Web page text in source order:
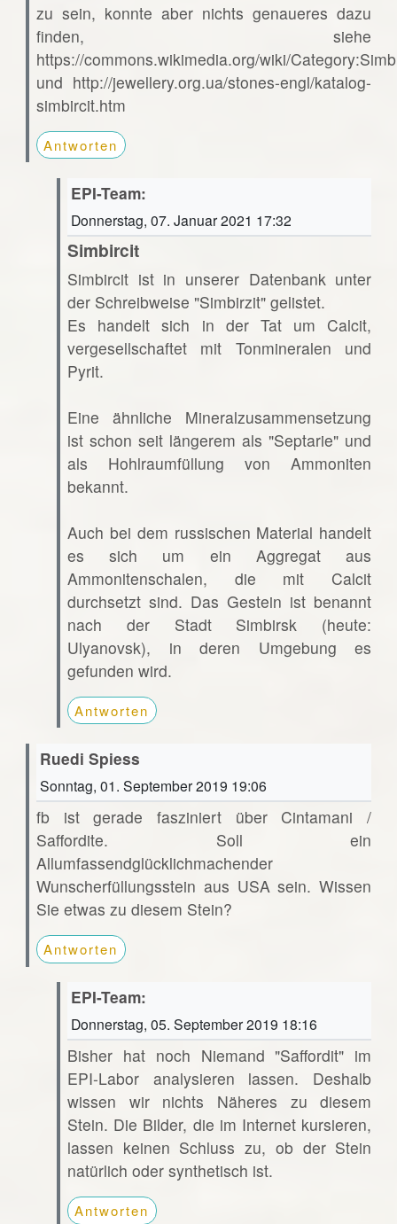
zu sein, konnte aber nichts genaueres dazu
finden, siehe
https://commons.wikimedia.org/wiki/
und http://jewellery.org.ua/stones-engl/katalog-
simbircit.htm
Antworten
EPI-Team:
Donnerstag, 07. Januar 2021 17:32
Simbircit
Simbircit ist in unserer Datenbank unter
der Schreibweise "Simbirzit" gelistet.
Es handelt sich in der Tat um Calcit,
vergesellschaftet mit Tonmineralen und
Pyrit.
Eine ähnliche Mineralzusammensetzung
ist schon seit längerem als "Septarie" und
als Hohlraumfüllung von Ammoniten
bekannt.
Auch bei dem russischen Material handelt
es sich um ein Aggregat aus
Ammonitenschalen, die mit Calcit
durchsetzt sind. Das Gestein ist benannt
nach der Stadt Simbirsk (heute:
Ulyanovsk), in deren Umgebung es
gefunden wird.
Antworten
Ruedi Spiess
Sonntag, 01. September 2019 19:06
fb ist gerade fasziniert über Cintamani /
Saffordite. Soll ein
Allumfassendglücklichmachender
Wunscherfüllungsstein aus USA sein. Wissen
Sie etwas zu diesem Stein?
Antworten
EPI-Team:
Donnerstag, 05. September 2019 18:16
Bisher hat noch Niemand "Saffordit" im
EPI-Labor analysieren lassen. Deshalb
wissen wir nichts Näheres zu diesem
Stein. Die Bilder, die im Internet kursieren,
lassen keinen Schluss zu, ob der Stein
natürlich oder synthetisch ist.
Antworten